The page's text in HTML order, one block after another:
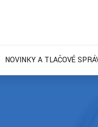
NOVINKY A TLAČOVÉ